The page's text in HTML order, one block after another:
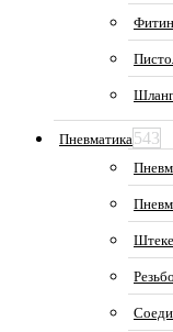
Пневматика543